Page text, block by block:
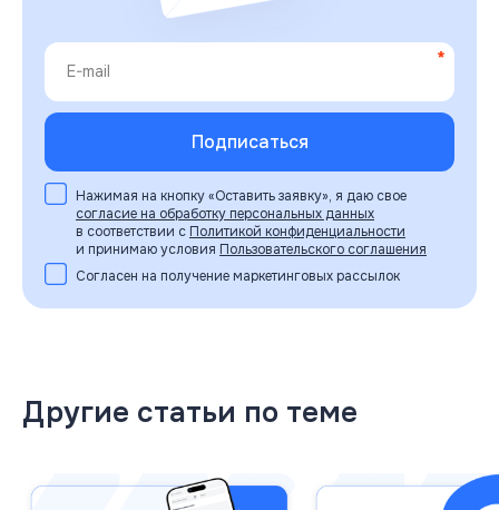
Нажимая на кнопку «Оставить заявку», я даю свое
согласие на обработку персональных данных
в соответствии с Политикой конфиденциальности
и принимаю условия Пользовательского соглашения
Согласен на получение маркетинговых рассылок
Другие статьи по теме